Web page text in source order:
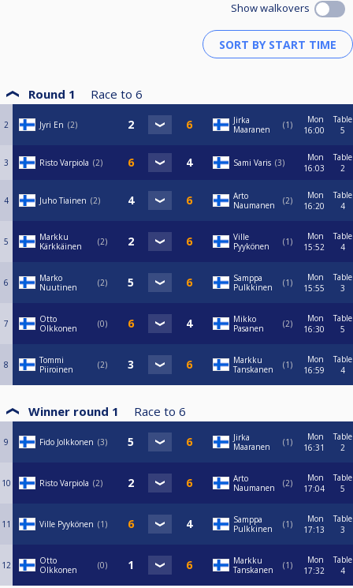
Show walkovers
Round 1 Race to 6
2 Jyri En 2
Jirka
Maaranen
1
Mon
16:00
Table
5
3 Risto Varpiola 2 Sami Varis 3
Mon
16:03
Table
2
4 Juho Tiainen 2
Arto
Naumanen
2
Mon
16:20
Table
4
5
Markku
Kärkkäinen
2
Ville
Pyykönen
1
Mon
15:52
Table
4
6
Marko
Nuutinen
2
Samppa
Pulkkinen
1
Mon
15:55
Table
3
7
Otto
Olkkonen
0
Mikko
Pasanen
2
Mon
16:30
Table
5
8
Tommi
Piiroinen
2
Markku
Tanskanen
1
Mon
16:59
Table
4
Winner round 1 Race to 6
9 Fido Jolkkonen 3
Jirka
Maaranen
1
Mon
16:31
Table
2
10 Risto Varpiola 2
Arto
Naumanen
2
Mon
17:04
Table
5
11 Ville Pyykönen 1
Samppa
Pulkkinen
1
Mon
17:13
Table
3
12
Otto
Olkkonen
0
Markku
Tanskanen
1
Mon
17:32
Table
4